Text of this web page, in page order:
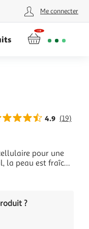
Me connecter
4.9 (19)
pour une
la peau est fraîche
?